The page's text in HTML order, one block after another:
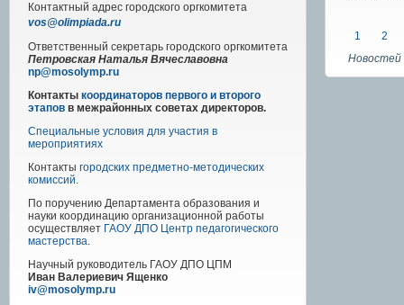
Контактный адрес городского оргкомитета
vos@olimpiada.ru
Ответственный секретарь городского оргкомитета
Петровская Наталья Вячеславовна
np@mosolymp.ru
Контакты координаторов первого и второго
этапов в межрайонных советах директоров.
Специальные условия для участия в
мероприятиях
Контакты городских предметно-методических
комиссий.
По поручению Департамента образования и
науки координацию организационной работы
осуществляет ГАОУ ДПО Центр педагогического
мастерства.
Научный руководитель ГАОУ ДПО ЦПМ
Иван Валериевич Ященко
iv@mosolymp.ru
1
2
Новостей